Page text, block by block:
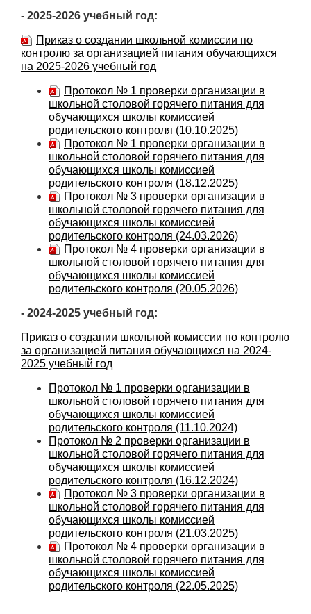
- 2025-2026 учебный год:
Приказ о создании школьной комиссии по
контролю за организацией питания обучающихся
на 2025-2026 учебный год
Протокол № 1 проверки организации в
школьной столовой горячего питания для
обучающихся школы комиссией
родительского контроля (10.10.2025)
Протокол № 1 проверки организации в
школьной столовой горячего питания для
обучающихся школы комиссией
родительского контроля (18.12.2025)
Протокол № 3 проверки организации в
школьной столовой горячего питания для
обучающихся школы комиссией
родительского контроля (24.03.2026)
Протокол № 4 проверки организации в
школьной столовой горячего питания для
обучающихся школы комиссией
родительского контроля (20.05.2026)
- 2024-2025 учебный год:
Приказ о создании школьной комиссии по контролю
за организацией питания обучающихся на 2024-
2025 учебный год
Протокол № 1 проверки организации в
школьной столовой горячего питания для
обучающихся школы комиссией
родительского контроля (11.10.2024)
Протокол № 2 проверки организации в
школьной столовой горячего питания для
обучающихся школы комиссией
родительского контроля (16.12.2024)
Протокол № 3 проверки организации в
школьной столовой горячего питания для
обучающихся школы комиссией
родительского контроля (21.03.2025)
Протокол № 4 проверки организации в
школьной столовой горячего питания для
обучающихся школы комиссией
родительского контроля (22.05.2025)